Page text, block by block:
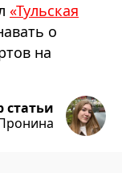
«Тульская
о
на
статьи